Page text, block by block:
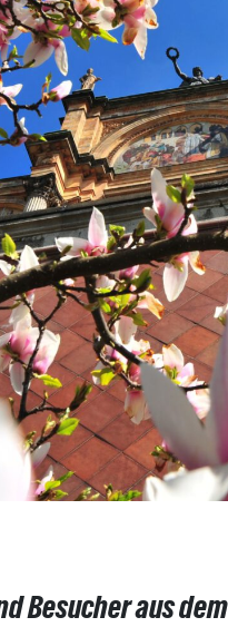
Besucher aus